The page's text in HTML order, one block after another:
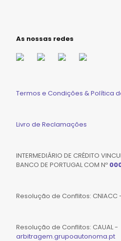
As nossas redes
Termos e Condições & Política
Livro de Reclamações
INTERMEDIÁRIO DE CRÉDITO
BANCO DE PORTUGAL COM Nº
Resolução de Conflitos: CNIACC
Resolução de Conflitos: CAUAL -
arbitragem.grupoautonoma.pt